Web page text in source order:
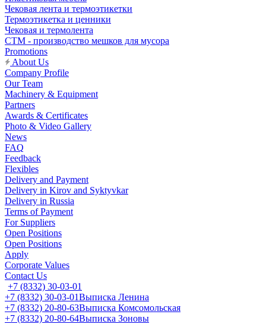
Чековая лента и термоэтикетки
Термоэтикетка и ценники
Чековая и термолента
СТМ - производство мешков для мусора
Promotions
About Us
Company Profile
Our Team
Machinery & Equipment
Partners
Awards & Certificates
Photo & Video Gallery
News
FAQ
Feedback
Flexibles
Delivery and Payment
Delivery in Kirov and Syktyvkar
Delivery in Russia
Terms of Payment
For Suppliers
Open Positions
Open Positions
Apply
Corporate Values
Contact Us
+7 (8332) 30-03-01
+7 (8332) 30-03-01Выписка Ленина
+7 (8332) 20-80-63Выписка Комсомольская
+7 (8332) 20-80-64Выписка Зоновы